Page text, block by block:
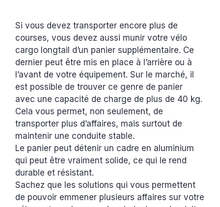
Si vous devez transporter encore plus de
courses, vous devez aussi munir votre vélo
cargo longtail d’un panier supplémentaire. Ce
dernier peut être mis en place à l’arrière ou à
l’avant de votre équipement. Sur le marché, il
est possible de trouver ce genre de panier
avec une capacité de charge de plus de 40 kg.
Cela vous permet, non seulement, de
transporter plus d’affaires, mais surtout de
maintenir une conduite stable.
Le panier peut détenir un cadre en aluminium
qui peut être vraiment solide, ce qui le rend
durable et résistant.
Sachez que les solutions qui vous permettent
de pouvoir emmener plusieurs affaires sur votre